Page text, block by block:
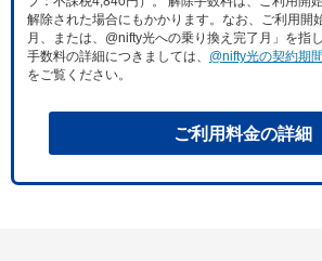
解除された場合にもかかります。なお、ご利用開
月、または、@nifty光への乗り換え完了月」を指
手数料の詳細につきましては、 @nifty光の契約期
をご覧ください。
ご利用料金の詳細